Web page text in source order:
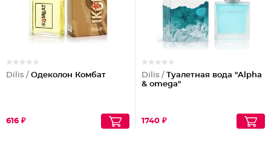
Dilis / Одеколон Комбат
616 ₽
Dilis / Туалетная вода "Alpha
& omega"
1740 ₽